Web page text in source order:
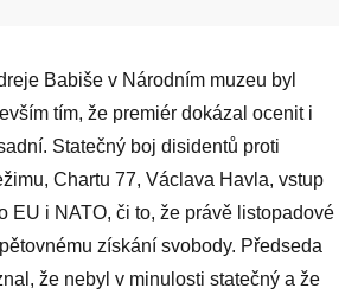
Babiše v Národním muzeu byl
tím, že premiér dokázal ocenit i
Statečný boj disidentů proti
Chartu 77, Václava Havla, vstup
EU i NATO, či to, že právě listopadové
získání svobody. Předseda
že nebyl v minulosti statečný a že